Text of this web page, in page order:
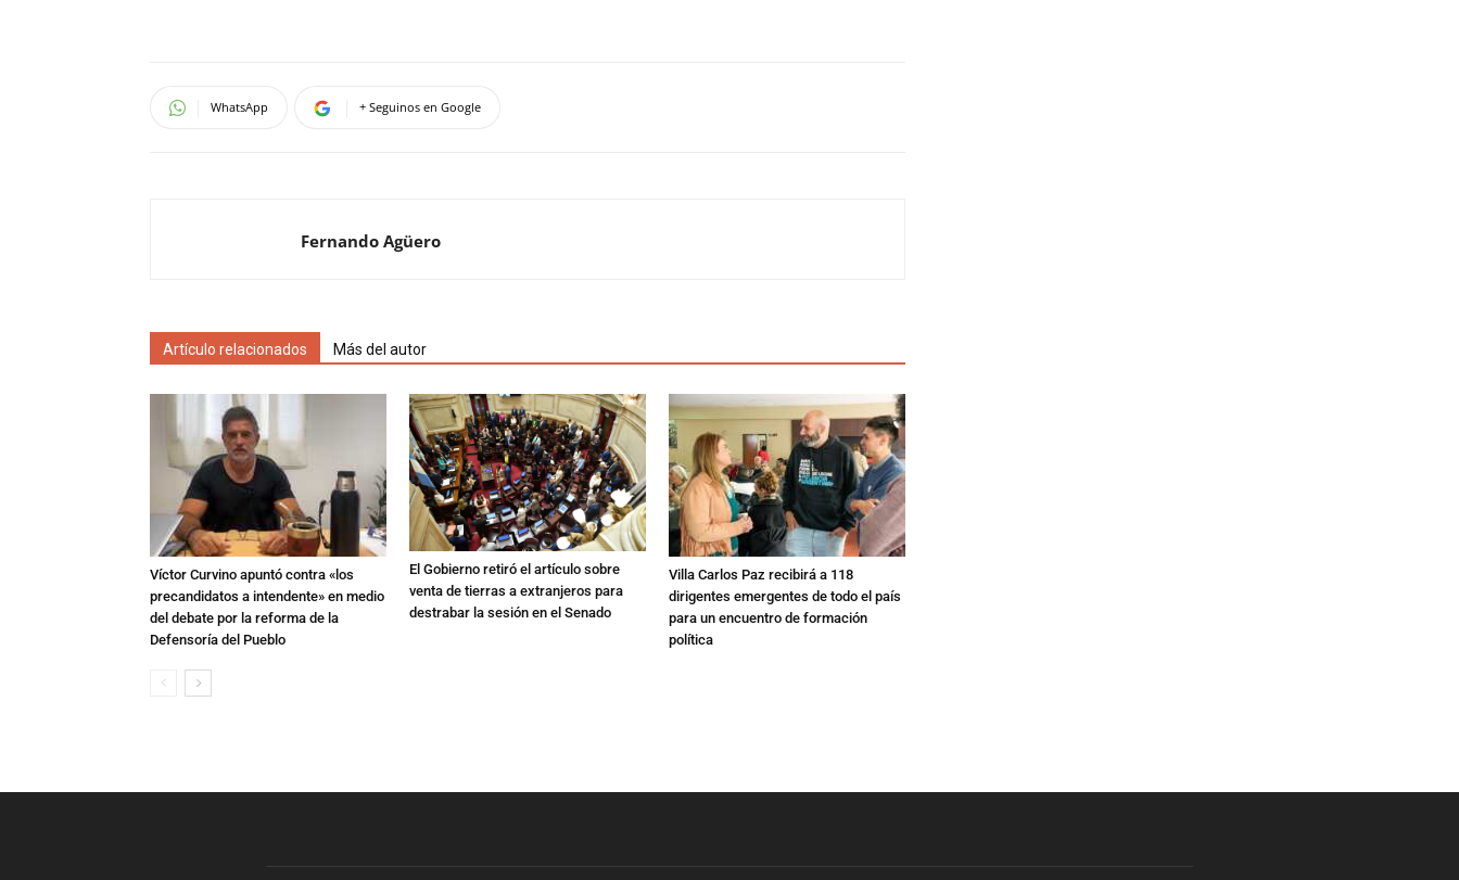
WhatsApp + Seguinos en Google
Fernando Agüero
Artículo relacionados Más del autor
Víctor Curvino apuntó contra «los
precandidatos a intendente» en medio
del debate por la reforma de la
Defensoría del Pueblo
El Gobierno retiró el artículo sobre
venta de tierras a extranjeros para
destrabar la sesión en el Senado
Villa Carlos Paz recibirá a 118
dirigentes emergentes de todo el país
para un encuentro de formación
política